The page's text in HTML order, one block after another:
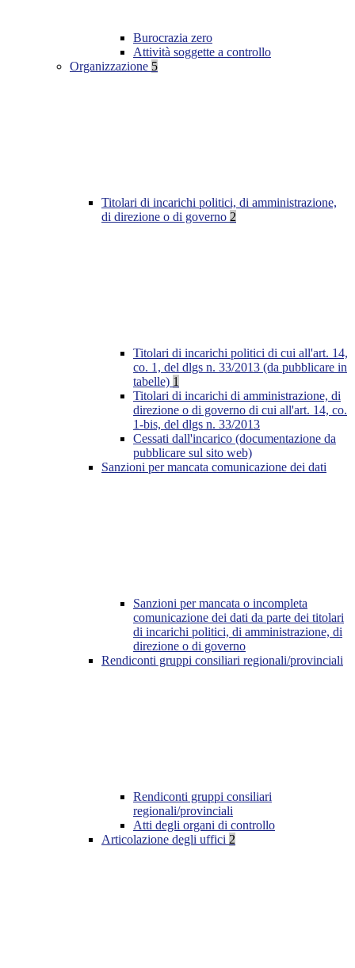
Burocrazia zero
Attività soggette a controllo
Organizzazione 5
Titolari di incarichi politici, di amministrazione,
di direzione o di governo 2
Titolari di incarichi politici di cui all'art. 14,
co. 1, del dlgs n. 33/2013 (da pubblicare in
tabelle) 1
Titolari di incarichi di amministrazione, di
direzione o di governo di cui all'art. 14, co.
1-bis, del dlgs n. 33/2013
Cessati dall'incarico (documentazione da
pubblicare sul sito web)
Sanzioni per mancata comunicazione dei dati
Sanzioni per mancata o incompleta
comunicazione dei dati da parte dei titolari
di incarichi politici, di amministrazione, di
direzione o di governo
Rendiconti gruppi consiliari regionali/provinciali
Rendiconti gruppi consiliari
regionali/provinciali
Atti degli organi di controllo
Articolazione degli uffici 2